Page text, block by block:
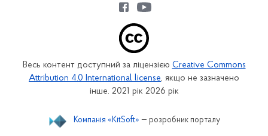
Весь контент доступний за ліцензією Creative Commons
Attribution 4.0 International license, якщо не зазначено
інше. 2021 рік 2026 рік
Компанія «KitSoft» — розробник порталу